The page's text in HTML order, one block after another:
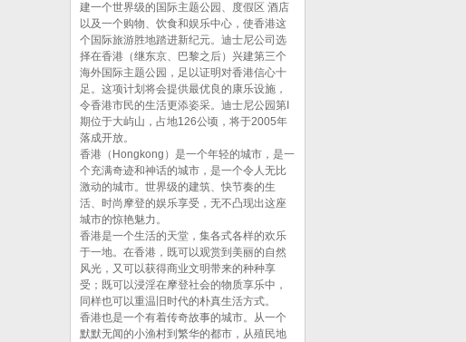
建一个世界级的国际主题公园、度假区 酒店
以及一个购物、饮食和娱乐中心，使香港这
个国际旅游胜地踏进新纪元。迪士尼公司选
择在香港（继东京、巴黎之后）兴建第三个
海外国际主题公园，足以证明对香港信心十
足。这项计划将会提供最优良的康乐设施，
令香港市民的生活更添姿采。迪士尼公园第I
期位于大屿山，占地126公顷，将于2005年
落成开放。
香港（Hongkong）是一个年轻的城市，是一
个充满奇迹和神话的城市，是一个令人无比
激动的城市。世界级的建筑、快节奏的生
活、时尚摩登的娱乐享受，无不凸现出这座
城市的惊艳魅力。
香港是一个生活的天堂，集各式各样的欢乐
于一地。在香港，既可以观赏到美丽的自然
风光，又可以获得商业文明带来的种种享
受；既可以浸淫在摩登社会的物质享乐中，
同样也可以重温旧时代的朴真生活方式。
香港也是一个有着传奇故事的城市。从一个
默默无闻的小渔村到繁华的都市，从殖民地